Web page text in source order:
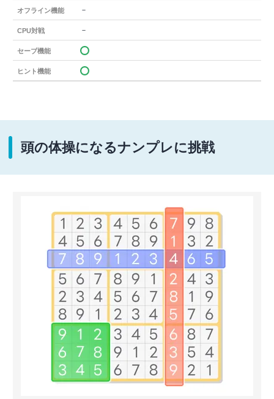
オフライン機能 －
CPU対戦 －
セーブ機能
ヒント機能
頭の体操になるナンプレに挑戦